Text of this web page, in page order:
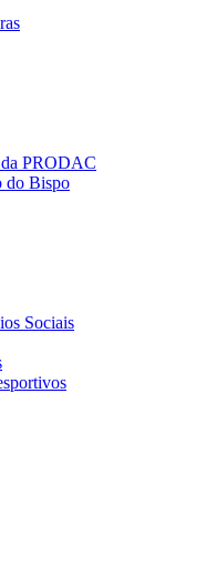
PRODAC
do Bispo
Sociais